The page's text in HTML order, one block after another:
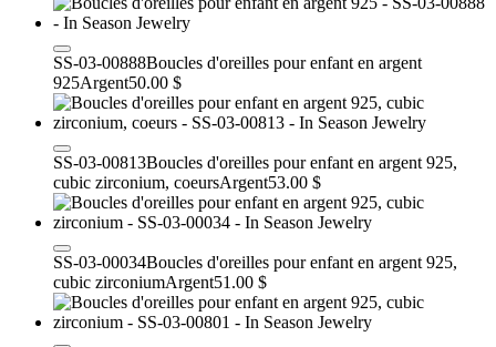
SS-03-00888Boucles d'oreilles pour enfant en argent
925Argent50.00 $
SS-03-00813Boucles d'oreilles pour enfant en argent 925,
cubic zirconium, coeursArgent53.00 $
SS-03-00034Boucles d'oreilles pour enfant en argent 925,
cubic zirconiumArgent51.00 $